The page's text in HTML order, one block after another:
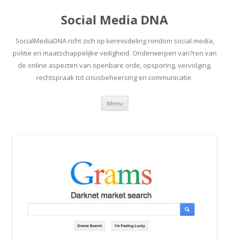
Social Media DNA
SocialMediaDNA richt zich op kennisdeling rondom social media,
politie en maatschappelijke veiligheid. Onderwerpen vari?ren van
de online aspecten van openbare orde, opsporing, vervolging,
rechtspraak tot crisisbeheersing en communicatie.
Menu Spring
inhoud